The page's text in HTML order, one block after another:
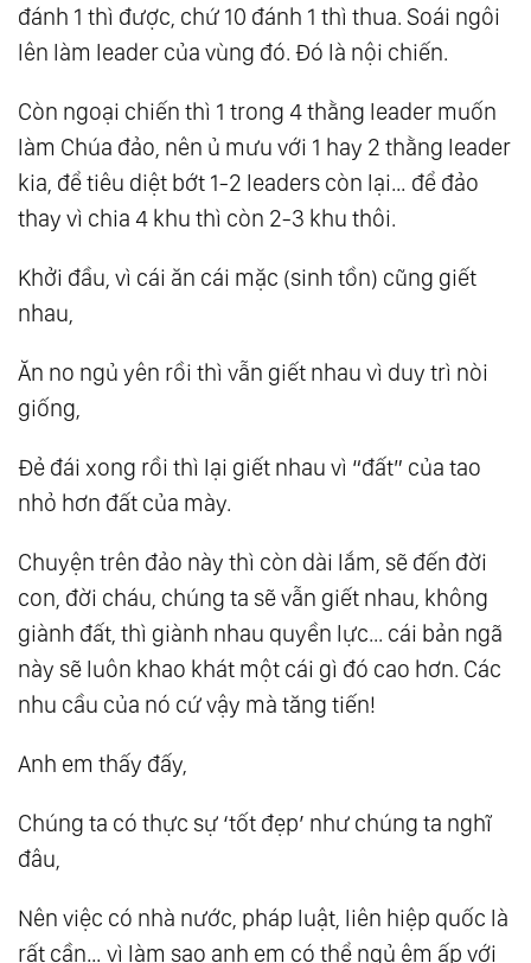
đánh 1 thì được, chứ 10 đánh 1 thì thua. Soái ngôi
lên làm leader của vùng đó. Đó là nội chiến.
Còn ngoại chiến thì 1 trong 4 thằng leader muốn
làm Chúa đảo, nên ủ mưu với 1 hay 2 thằng leader
kia, để tiêu diệt bớt 1-2 leaders còn lại… để đảo
thay vì chia 4 khu thì còn 2-3 khu thôi.
Khởi đầu, vì cái ăn cái mặc (sinh tồn) cũng giết
nhau,
Ăn no ngủ yên rồi thì vẫn giết nhau vì duy trì nòi
giống,
Đẻ đái xong rồi thì lại giết nhau vì “đất” của tao
nhỏ hơn đất của mày.
Chuyện trên đảo này thì còn dài lắm, sẽ đến đời
con, đời cháu, chúng ta sẽ vẫn giết nhau, không
giành đất, thì giành nhau quyền lực... cái bản ngã
này sẽ luôn khao khát một cái gì đó cao hơn. Các
nhu cầu của nó cứ vậy mà tăng tiến!
Anh em thấy đấy,
Chúng ta có thực sự ‘tốt đẹp’ như chúng ta nghĩ
đâu,
Nên việc có nhà nước, pháp luật, liên hiệp quốc là
rất cần… vì làm sao anh em có thể ngủ êm ấp với